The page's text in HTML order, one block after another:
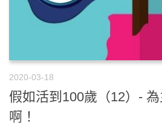
2020-03-18
假如活到100歲（12）-
啊！